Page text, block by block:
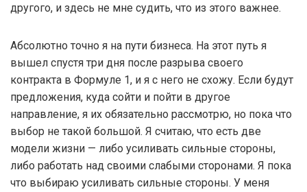
другого, и здесь не мне судить, что из этого важнее.
Абсолютно точно я на пути бизнеса. На этот путь я
вышел спустя три дня после разрыва своего
контракта в Формуле 1, и я с него не схожу. Если будут
предложения, куда сойти и пойти в другое
направление, я их обязательно рассмотрю, но пока что
выбор не такой большой. Я считаю, что есть две
модели жизни — либо усиливать сильные стороны,
либо работать над своими слабыми сторонами. Я пока
что выбираю усиливать сильные стороны. У меня